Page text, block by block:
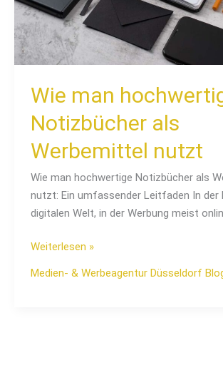
Wie man
Notizbücher als
Werbemittel nutzt
Wie man hochwertige Notizbücher als
nutzt: Ein umfassender Leitfaden In der
digitalen Welt, in der Werbung meist
Weiterlesen »
Medien- & Werbeagentur Düsseldorf